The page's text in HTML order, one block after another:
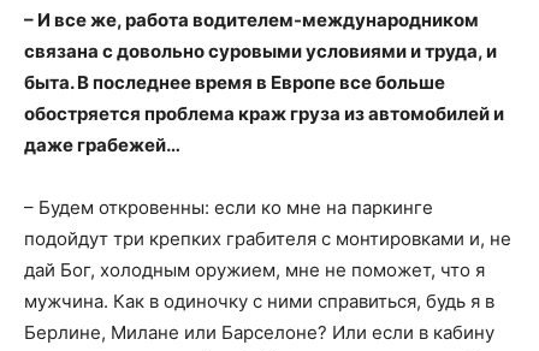
– И все же, работа водителем-международником
связана с довольно суровыми условиями и труда, и
быта. В последнее время в Европе все больше
обостряется проблема краж груза из автомобилей и
даже грабежей…
– Будем откровенны: если ко мне на паркинге
подойдут три крепких грабителя с монтировками и, не
дай Бог, холодным оружием, мне не поможет, что я
мужчина. Как в одиночку с ними справиться, будь я в
Берлине, Милане или Барселоне? Или если в кабину